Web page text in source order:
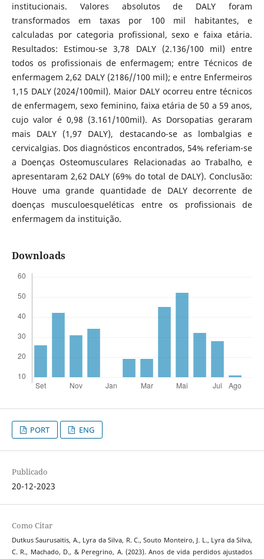
institucionais. Valores absolutos de DALY foram
transformados em taxas por 100 mil habitantes, e
calculadas por categoria profissional, sexo e faixa etária.
Resultados: Estimou-se 3,78 DALY (2.136/100 mil) entre
todos os profissionais de enfermagem; entre Técnicos de
enfermagem 2,62 DALY (2186//100 mil); e entre Enfermeiros
1,15 DALY (2024/100mil). Maior DALY ocorreu entre técnicos
de enfermagem, sexo feminino, faixa etária de 50 a 59 anos,
cujo valor é 0,98 (3.161/100mil). As Dorsopatias geraram
mais DALY (1,97 DALY), destacando-se as lombalgias e
cervicalgias. Dos diagnósticos encontrados, 54% referiam-se
a Doenças Osteomusculares Relacionadas ao Trabalho, e
apresentaram 2,62 DALY (69% do total de DALY). Conclusão:
Houve uma grande quantidade de DALY decorrente de
doenças musculoesqueléticas entre os profissionais de
enfermagem da instituição.
Downloads
PORT ENG
Publicado
20-12-2023
Como Citar
Dutkus Saurusaitis, A., Lyra da Silva, R. C., Souto Monteiro, J. L., Lyra da Silva,
C. R., Machado, D., & Peregrino, A. (2023). Anos de vida perdidos ajustados